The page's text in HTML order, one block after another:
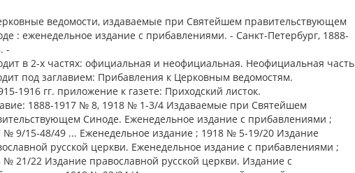
ведомости, издаваемые при Святейшем правительствующем
: еженедельное издание с прибавлениями. - Санкт-Петербург, 1888-
-
в 2-х частях: официальная и неофициальная. Неофициальная часть
под заглавием: Прибавления к Церковным ведомостям.
1916 гг. приложение к газете: Приходский листок.
1888-1917 № 8, 1918 № 1-3/4 Издаваемые при Святейшем
Синоде. Еженедельное издание с прибавлениями ;
№ 9/15-48/49 ... Еженедельное издание ; 1918 № 5-19/20 Издание
русской церкви. Еженедельное издание с прибавлениями ;
№ 21/22 Издание православной русской церкви. Издание с